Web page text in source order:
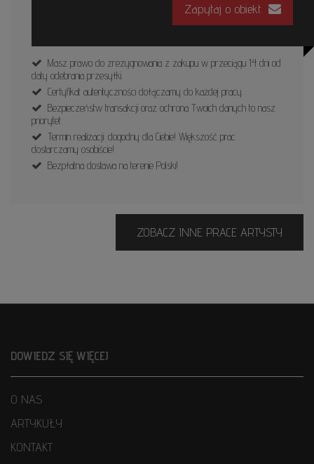
Zapytaj o obiekt
Masz prawo do zrezygnowania z zakupu w przeciągu 14 dni od
daty odebrania przesyłki.
Certyfikat autentyczności dołączamy do każdej pracy.
Bezpieczeństw transakcji oraz ochrona Twoich danych to nasz
priorytet.
Termin realizacji: dogodny dla Ciebie! Większość prac
dostarczamy osobiście!
Bezpłatna dostawa na terenie Polski!
ZOBACZ INNE PRACE ARTYSTY
DOWIEDZ SIĘ WIĘCEJ
O NAS
ARTYKUŁY
KONTAKT